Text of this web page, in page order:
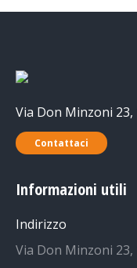
Via Don Minzoni 23,
Contattaci
Informazioni utili
Indirizzo
Via Don Minzoni 23,